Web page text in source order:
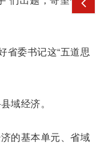
省委书记这“五道思
域经济。
的基本单元、省域